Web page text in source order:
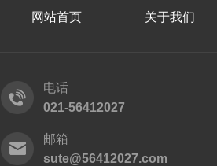
网站首页 关于我们
电话
021-56412027
邮箱
sute@56412027.com